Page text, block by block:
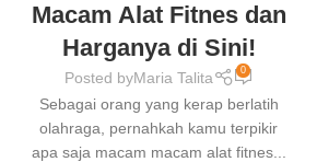
Macam Alat Fitnes dan
Harganya di Sini!
Posted byMaria Talita 0
Sebagai orang yang kerap berlatih
olahraga, pernahkah kamu terpikir
apa saja macam macam alat fitnes...